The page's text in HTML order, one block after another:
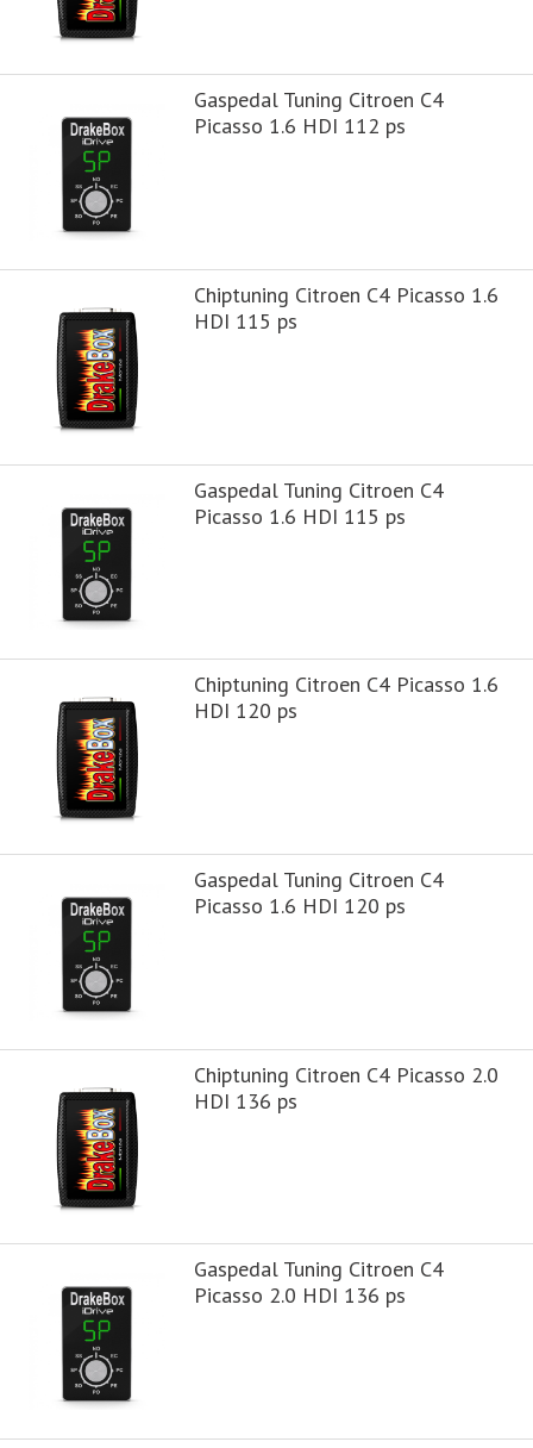
Gaspedal Tuning Citroen C4
Picasso 1.6 HDI 112 ps
Chiptuning Citroen C4 Picasso 1.6
HDI 115 ps
Gaspedal Tuning Citroen C4
Picasso 1.6 HDI 115 ps
Chiptuning Citroen C4 Picasso 1.6
HDI 120 ps
Gaspedal Tuning Citroen C4
Picasso 1.6 HDI 120 ps
Chiptuning Citroen C4 Picasso 2.0
HDI 136 ps
Gaspedal Tuning Citroen C4
Picasso 2.0 HDI 136 ps